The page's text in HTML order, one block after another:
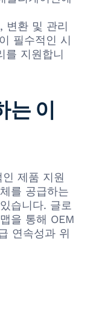
변환 및 관리
필수적인 시
를 지원합니
는 이
제품 지원
를 공급하는
습니다. 글로
을 통해 OEM
연속성과 위